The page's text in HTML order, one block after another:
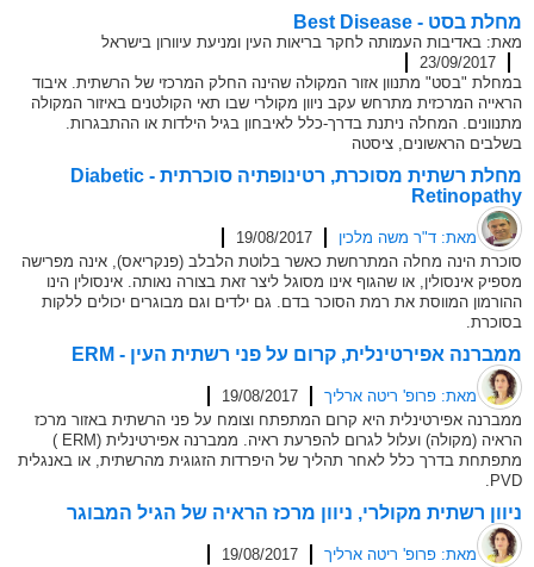
מחלת בסט - Best Disease
מאת: באדיבות העמותה לחקר בריאות העין ומניעת עיוורון בישראל
23/09/2017
במחלת "בסט" מתנוון אזור המקולה שהינה החלק המרכזי של הרשתית. איבוד
הראייה המרכזית מתרחש עקב ניוון מקולרי שבו תאי הקולטנים באיזור המקולה
מתנוונים. המחלה ניתנת בדרך-כלל לאיבחון בגיל הילדות או ההתבגרות.
בשלבים הראשונים, ציסטה
מחלת רשתית מסוכרת, רטינופתיה סוכרתית - Diabetic
Retinopathy
מאת: ד"ר משה מלכין
19/08/2017
סוכרת הינה מחלה המתרחשת כאשר בלוטת הלבלב (פנקריאס), אינה מפרישה
מספיק אינסולין, או שהגוף אינו מסוגל ליצר זאת בצורה נאותה. אינסולין הינו
ההורמון המווסת את רמת הסוכר בדם. גם ילדים וגם מבוגרים יכולים ללקות
בסוכרת.
ממברנה אפירטינלית, קרום על פני רשתית העין - ERM
מאת: פרופ' ריטה ארליך
19/08/2017
ממברנה אפירטינלית היא קרום המתפתח וצומח על פני הרשתית באזור מרכז
הראיה (מקולה) ועלול לגרום להפרעת ראיה. ממברנה אפירטינלית (ERM )
מתפתחת בדרך כלל לאחר תהליך של היפרדות הזגוגית מהרשתית, או באנגלית
PVD.
ניוון רשתית מקולרי, ניוון מרכז הראיה של הגיל המבוגר
מאת: פרופ' ריטה ארליך
19/08/2017